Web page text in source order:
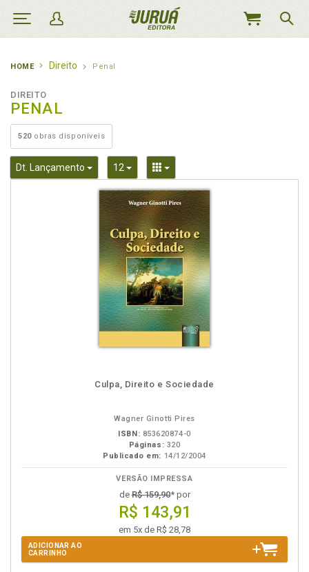
MEU
HOME Direito Penal
DIREITO
PENAL
520obras disponíveis
Dt. Lançamento Toggle Dropdown
12 Toggle DropdownToggle Dropdown
Culpa, Direito e Sociedade
Wagner Ginotti Pires
ISBN: 853620874-0
Páginas: 320
Publicado em: 14/12/2004
VERSÃO IMPRESSA
deR$ 159,90* por
R$ 143,91
em 5x de R$ 28,78
ADICIONAR AO
CARRINHO